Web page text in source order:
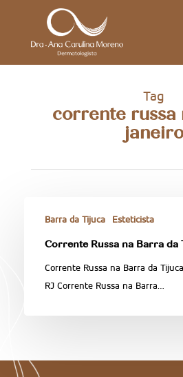
Tag
corrente russa
janeiro
Barra da Tijuca Esteticista
Corrente Russa na Barra da
Corrente Russa na Barra da
RJ Corrente Russa na Barra…